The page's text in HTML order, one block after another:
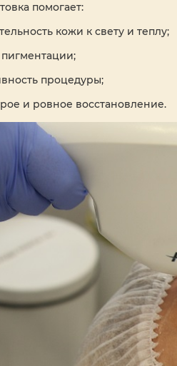
помогает:
кожи к свету и теплу;
процедуры;
и ровное восстановление.